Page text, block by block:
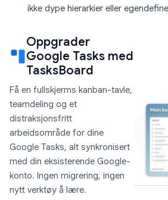
ikke dype hierarkier eller
Oppgrader
Google Tasks med
TasksBoard
Få en fullskjerms kanban-tavle,
teamdeling og et
distraksjonsfritt
arbeidsområde for dine
Google Tasks, alt synkronisert
med din eksisterende Google-
konto. Ingen migrering, ingen
nytt verktøy å lære.